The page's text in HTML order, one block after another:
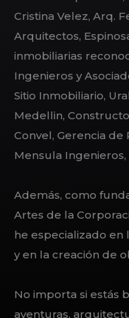
Cristina Velez, Arq.
Arquitectos,
inmobiliarias
Ingenieros y
Sitio Inmobiliario,
Medellin,
Convel, Gerencia de
Mensula
Además, como
Artes de la
he especializado
y en la creación de
No importa si estás
aventuras,